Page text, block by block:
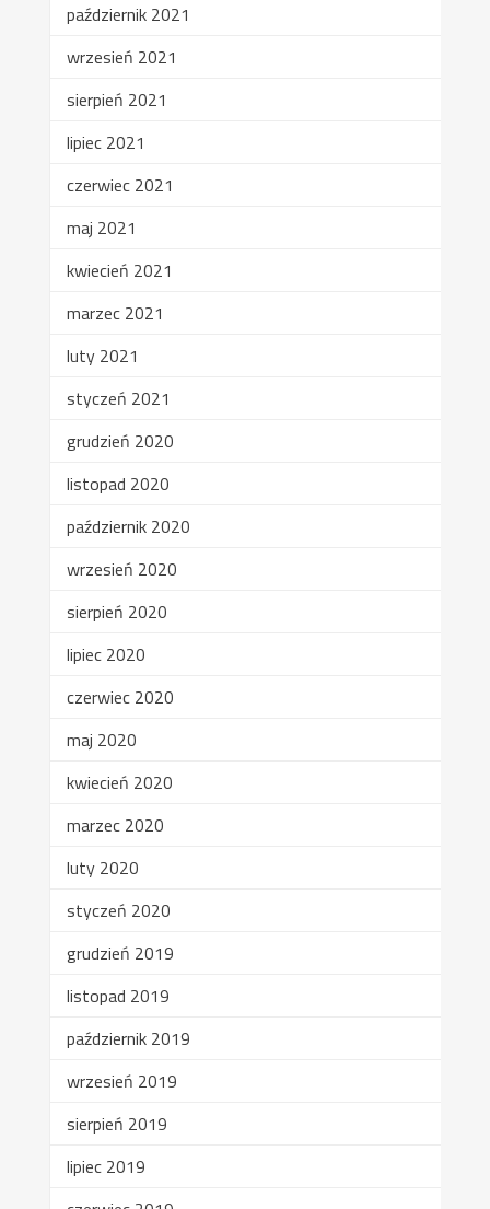
październik 2021
wrzesień 2021
sierpień 2021
lipiec 2021
czerwiec 2021
maj 2021
kwiecień 2021
marzec 2021
luty 2021
styczeń 2021
grudzień 2020
listopad 2020
październik 2020
wrzesień 2020
sierpień 2020
lipiec 2020
czerwiec 2020
maj 2020
kwiecień 2020
marzec 2020
luty 2020
styczeń 2020
grudzień 2019
listopad 2019
październik 2019
wrzesień 2019
sierpień 2019
lipiec 2019